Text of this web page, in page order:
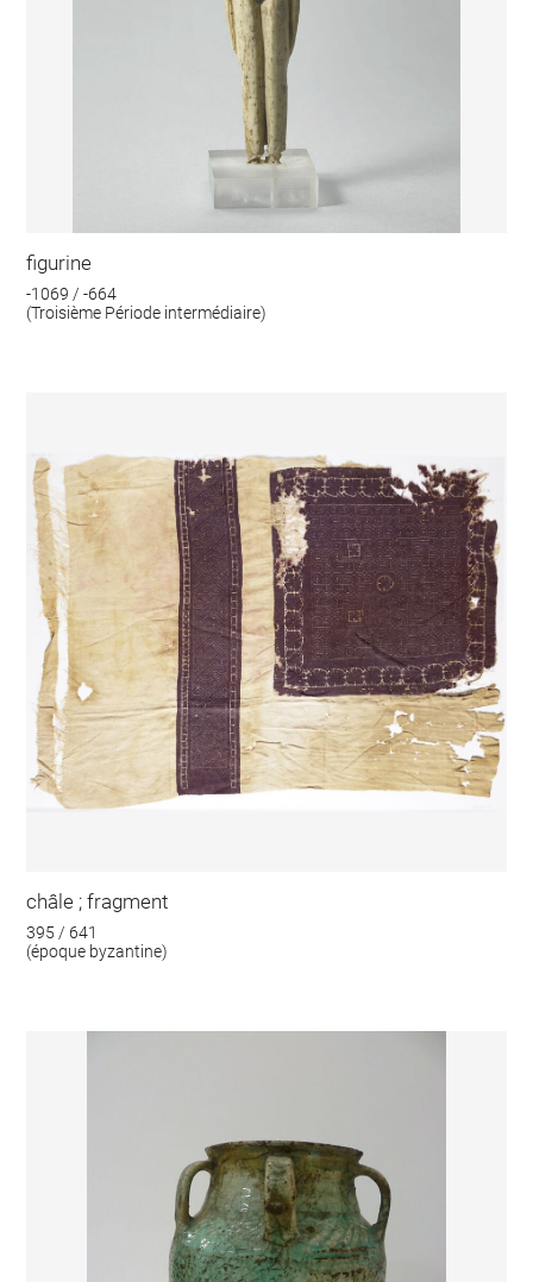
figurine
-1069 / -664
(Troisième Période intermédiaire)
châle ; fragment
395 / 641
(époque byzantine)